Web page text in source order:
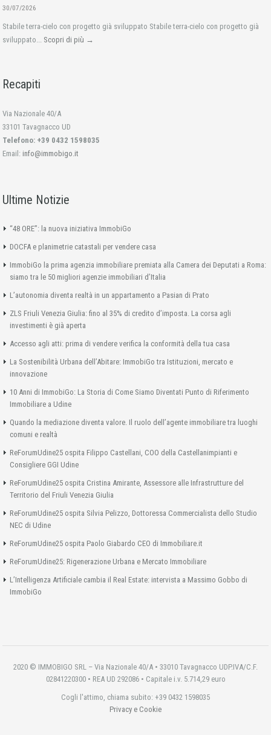
30/07/2026
Stabile terra-cielo con progetto già sviluppato Stabile terra-cielo con progetto già
sviluppato... Scopri di più →
Recapiti
Via Nazionale 40/A
33101 Tavagnacco UD
Telefono: +39 0432 1598035
Email: info@immobigo.it
Ultime Notizie
“48 ORE”: la nuova iniziativa ImmobiGo
DOCFA e planimetrie catastali per vendere casa
ImmobiGo la prima agenzia immobiliare premiata alla Camera dei Deputati a Roma:
siamo tra le 50 migliori agenzie immobiliari d’Italia
L’autonomia diventa realtà in un appartamento a Pasian di Prato
ZLS Friuli Venezia Giulia: fino al 35% di credito d’imposta. La corsa agli
investimenti è già aperta
Accesso agli atti: prima di vendere verifica la conformità della tua casa
La Sostenibilità Urbana dell’Abitare: ImmobiGo tra Istituzioni, mercato e
innovazione
10 Anni di ImmobiGo: La Storia di Come Siamo Diventati Punto di Riferimento
Immobiliare a Udine
Quando la mediazione diventa valore. Il ruolo dell’agente immobiliare tra luoghi
comuni e realtà
ReForumUdine25 ospita Filippo Castellani, COO della Castellanimpianti e
Consigliere GGI Udine
ReForumUdine25 ospita Cristina Amirante, Assessore alle Infrastrutture del
Territorio del Friuli Venezia Giulia
ReForumUdine25 ospita Silvia Pelizzo, Dottoressa Commercialista dello Studio
NEC di Udine
ReForumUdine25 ospita Paolo Giabardo CEO di Immobiliare.it
ReForumUdine25: Rigenerazione Urbana e Mercato Immobiliare
L’Intelligenza Artificiale cambia il Real Estate: intervista a Massimo Gobbo di
ImmobiGo
2020 © IMMOBIGO SRL – Via Nazionale 40/A • 33010 Tavagnacco UDP.IVA/C.F.
02841220300 • REA UD 292086 • Capitale i.v. 5.714,29 euro
Cogli l'attimo, chiama subito: +39 0432 1598035
Privacy e Cookie